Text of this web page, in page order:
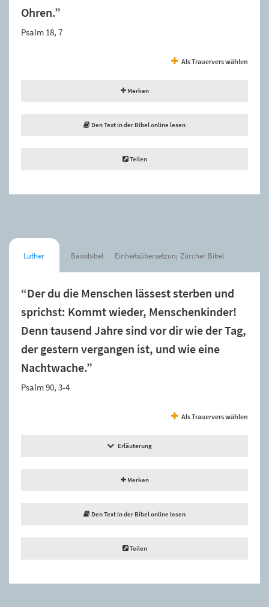
Ohren.”
Psalm 18, 7
Als Trauervers wählen
Merken
Den Text in der Bibel online lesen
Teilen
Luther Basisbibel Einheitsübersetzung Zürcher Bibel
“Der du die Menschen lässest sterben und
sprichst: Kommt wieder, Menschenkinder!
Denn tausend Jahre sind vor dir wie der Tag,
der gestern vergangen ist, und wie eine
Nachtwache.”
Psalm 90, 3-4
Als Trauervers wählen
Erläuterung
Merken
Den Text in der Bibel online lesen
Teilen